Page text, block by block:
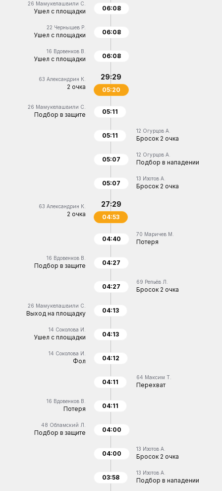
26 Мамукелашвили С.
Ушел с площадки 06:08
22 Чернышев Р.
Ушел с площадки 06:08
16 Вдовенков В.
Ушел с площадки 06:08
63 Александрин К.
2 очка
29:29
05:20
26 Мамукелашвили С.
Подбор в защите 05:11
12 Огурцов А.
Бросок 2 очка
05:11
12 Огурцов А.
Подбор в нападении
05:07
13 Изотов А.
Бросок 2 очка
05:07
63 Александрин К.
2 очка
27:29
04:53
70 Маричев М.
Потеря
04:40
16 Вдовенков В.
Подбор в защите 04:27
69 Репьёв Л.
Бросок 2 очка
04:27
26 Мамукелашвили С.
Выход на площадку 04:13
14 Соколова И.
Ушел с площадки 04:13
14 Соколова И.
Фол 04:12
64 Максим Т.
Перехват
04:11
16 Вдовенков В.
Потеря 04:11
48 Обламский Л.
Подбор в защите 04:00
13 Изотов А.
Бросок 2 очка
04:00
13 Изотов А.
Подбор в нападении
03:58